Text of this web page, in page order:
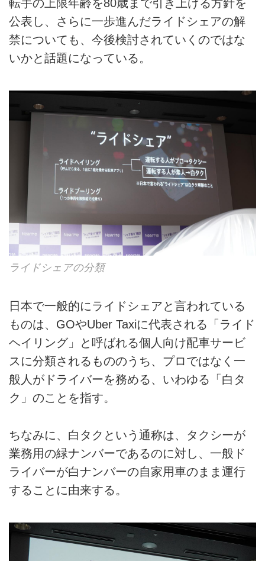
転手の上限年齢を80歳まで引き上げる方針を
公表し、さらに一歩進んだライドシェアの解
禁についても、今後検討されていくのではな
いかと話題になっている。
ライドシェアの分類
日本で一般的にライドシェアと言われている
ものは、GOやUber Taxiに代表される「ライド
ヘイリング」と呼ばれる個人向け配車サービ
スに分類されるもののうち、プロではなく一
般人がドライバーを務める、いわゆる「白タ
ク」のことを指す。
ちなみに、白タクという通称は、タクシーが
業務用の緑ナンバーであるのに対し、一般ド
ライバーが白ナンバーの自家用車のまま運行
することに由来する。